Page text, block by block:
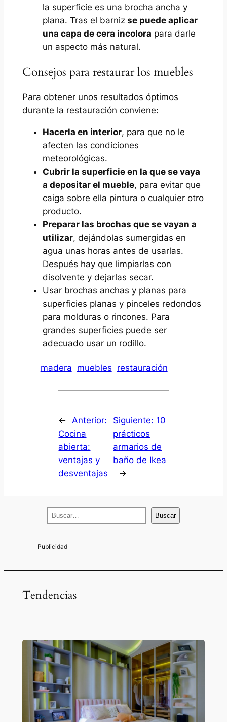
la superficie es una brocha ancha y
plana. Tras el barnizse puede aplicar
una capa de cera incolora para darle
un aspecto más natural.
Consejos para restaurar los muebles
Para obtener unos resultados óptimos
durante la restauración conviene:
Hacerla en interior, para que no le
afecten las condiciones
meteorológicas.
Cubrir la superficie en la que se vaya
a depositar el mueble, para evitar que
caiga sobre ella pintura o cualquier otro
producto.
Preparar las brochas que se vayan a
utilizar, dejándolas sumergidas en
agua unas horas antes de usarlas.
Después hay que limpiarlas con
disolvente y dejarlas secar.
Usar brochas anchas y planas para
superficies planas y pinceles redondos
para molduras o rincones. Para
grandes superficies puede ser
adecuado usar un rodillo.
madera muebles restauración
←
Anterior:
Cocina
abierta:
ventajas y
desventajas
Siguiente: 10
prácticos
armarios de
baño de Ikea
→
u
Buscar
Tendencias